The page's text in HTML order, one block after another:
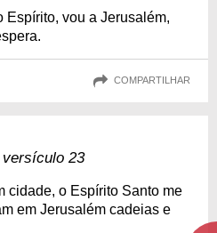
Espírito, vou a Jerusalém,
COMPARTILHAR
23
cidade, o Espírito Santo me
em Jerusalém cadeias e